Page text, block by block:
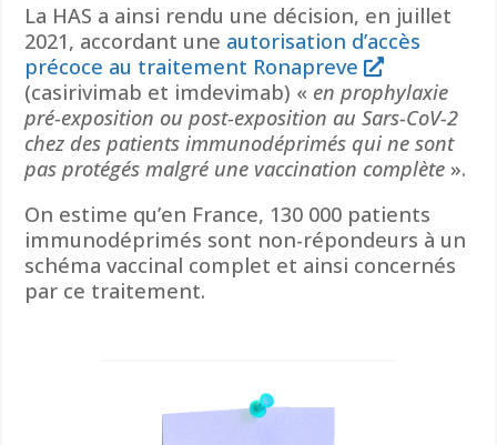
La HAS a ainsi rendu une décision, en juillet
2021, accordant une autorisation d’accès
précoce au traitement Ronapreve
(casirivimab et imdevimab) « en prophylaxie
pré-exposition ou post-exposition au Sars-CoV-2
chez des patients immunodéprimés qui ne sont
pas protégés malgré une vaccination complète ».
On estime qu’en France, 130 000 patients
immunodéprimés sont non-répondeurs à un
schéma vaccinal complet et ainsi concernés
par ce traitement.